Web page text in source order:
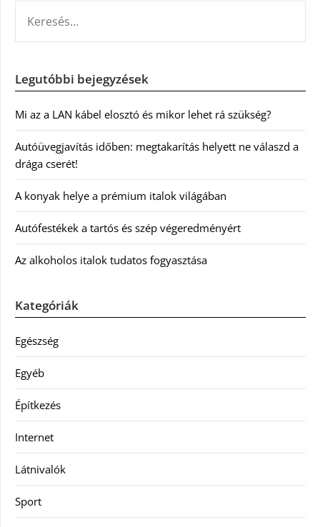
Legutóbbi bejegyzések
Mi az a LAN kábel elosztó és mikor lehet rá szükség?
Autóüvegjavítás időben: megtakarítás helyett ne válaszd a
drága cserét!
A konyak helye a prémium italok világában
Autófestékek a tartós és szép végeredményért
Az alkoholos italok tudatos fogyasztása
Kategóriák
Egészség
Egyéb
Építkezés
Internet
Látnivalók
Sport